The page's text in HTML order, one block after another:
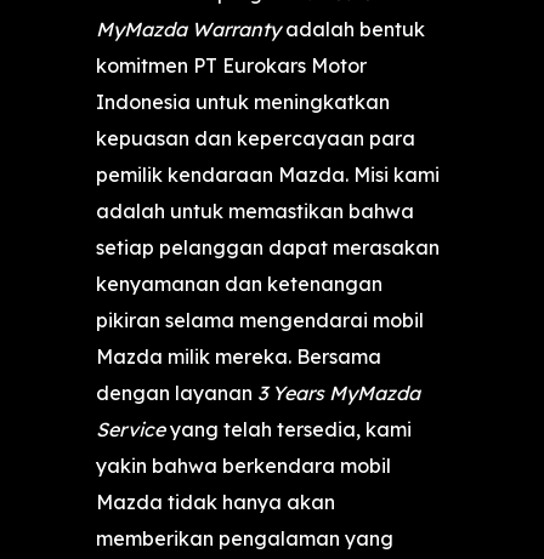
MyMazda Warrantyadalah bentuk
komitmen PT Eurokars Motor
Indonesia untuk meningkatkan
kepuasan dan kepercayaan para
pemilik kendaraan Mazda. Misi kami
adalah untuk memastikan bahwa
setiap pelanggan dapat merasakan
kenyamanan dan ketenangan
pikiran selama mengendarai mobil
Mazda milik mereka. Bersama
dengan layanan 3 Years MyMazda
Serviceyang telah tersedia, kami
yakin bahwa berkendara mobil
Mazda tidak hanya akan
memberikan pengalaman yang